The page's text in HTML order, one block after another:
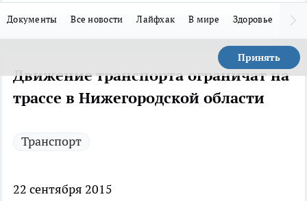
Документы Все новости Лайфхак В мире Здоровье
Принять
Движение транспорта ограничат на
трассе в Нижегородской области
Транспорт
22 сентября 2015